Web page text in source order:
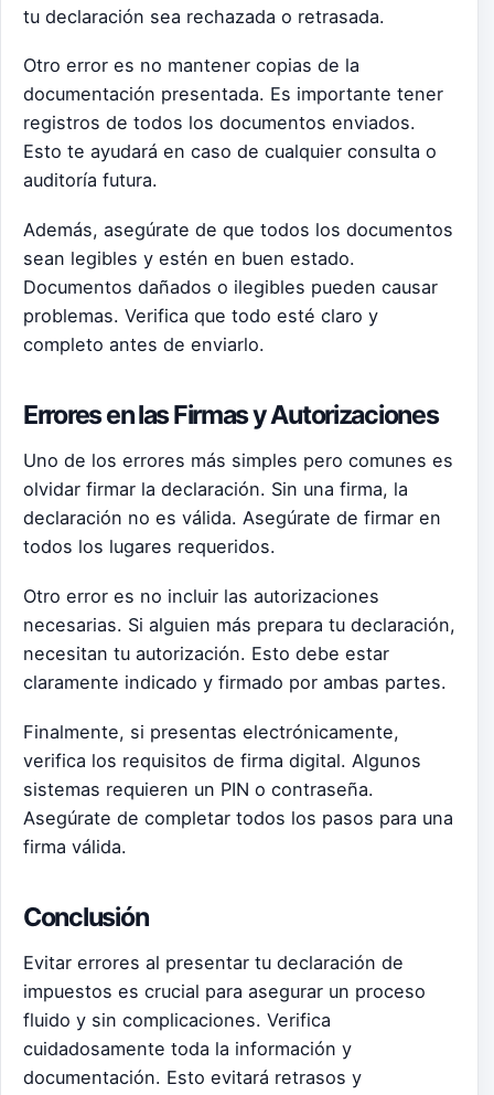
tu declaración sea rechazada o retrasada.
Otro error es no mantener copias de la
documentación presentada. Es importante tener
registros de todos los documentos enviados.
Esto te ayudará en caso de cualquier consulta o
auditoría futura.
Además, asegúrate de que todos los documentos
sean legibles y estén en buen estado.
Documentos dañados o ilegibles pueden causar
problemas. Verifica que todo esté claro y
completo antes de enviarlo.
Errores en las Firmas y Autorizaciones
Uno de los errores más simples pero comunes es
olvidar firmar la declaración. Sin una firma, la
declaración no es válida. Asegúrate de firmar en
todos los lugares requeridos.
Otro error es no incluir las autorizaciones
necesarias. Si alguien más prepara tu declaración,
necesitan tu autorización. Esto debe estar
claramente indicado y firmado por ambas partes.
Finalmente, si presentas electrónicamente,
verifica los requisitos de firma digital. Algunos
sistemas requieren un PIN o contraseña.
Asegúrate de completar todos los pasos para una
firma válida.
Conclusión
Evitar errores al presentar tu declaración de
impuestos es crucial para asegurar un proceso
fluido y sin complicaciones. Verifica
cuidadosamente toda la información y
documentación. Esto evitará retrasos y